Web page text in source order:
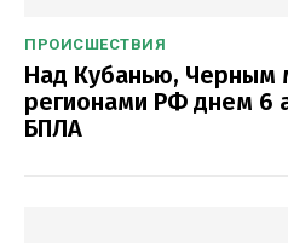
ПРОИСШЕСТВИЯ
Над Кубанью, Черным
регионами РФ днем 6
БПЛА